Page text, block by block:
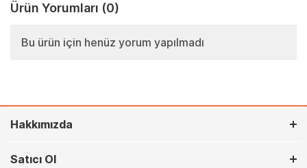
Ürün Yorumları (0)
Bu ürün için henüz yorum yapılmadı
Hakkımızda
Satıcı Ol